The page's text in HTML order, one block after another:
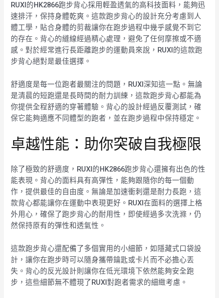
RUXI的HK2866跑步背心採用輕盈透氣的高科技面料，能夠迅
速排汗，保持身體乾爽。這款跑步背心的設計充分考慮到人
體工學，貼合身體的剪裁讓你在跑步過程中幾乎感覺不到它
的存在。背心的縫線經過精心處理，避免了任何摩擦或不適
感。對於經常進行長距離跑步的運動員來說，RUXI的這款跑
步背心絕對是最佳選擇。
舒適度是每一位跑者最關注的問題，RUXI深知這一點。無論
是清晨的短跑還是長時間的耐力訓練，這款跑步背心都能為
你提供全程舒適的穿著體驗。背心的設計經過反覆測試，確
保它能夠適應不同體型的跑者，並在跑步過程中保持穩定。
卓越性能：助你突破自我極限
除了極致的舒適度，RUXI的HK2866跑步背心還擁有出色的性
能表現。背心的面料具有高彈性，能夠跟隨你的每一個動
作，提供最佳的自由度。無論是加速衝刺還是耐力長跑，這
款背心都能讓你在運動中表現更好。RUXI在面料的選擇上格
外用心，確保了跑步背心的耐用性，即使經過多次洗滌，仍
然保持原有的彈性和透氣性。
這款跑步背心還配備了多個實用的小細節，如隱藏式口袋設
計，讓你在跑步時可以隨身攜帶鑰匙或卡片而不必擔心丟
失。背心的反光設計則讓你在低光環境下依然能夠安全跑
步，這些細節無不體現了RUXI對跑者需求的細緻考慮。